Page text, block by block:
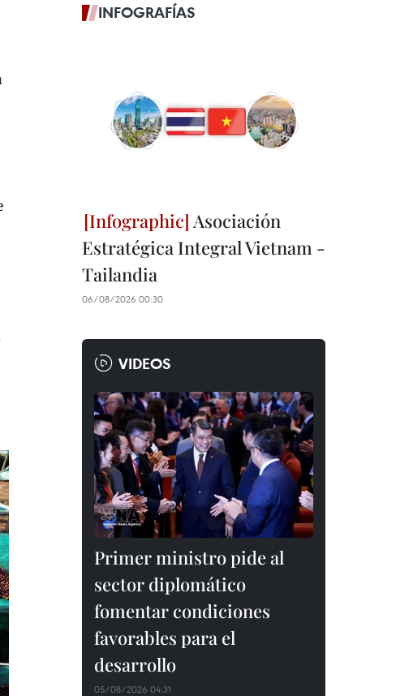
INFOGRAFÍAS
Asociación
Estratégica Integral Vietnam -
Tailandia
06/08/2026 00:30
VIDEOS
Primer ministro pide al
sector diplomático
fomentar condiciones
favorables para el
desarrollo
05/08/2026 04:31